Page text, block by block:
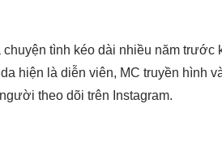
chuyện tình kéo dài nhiều năm
hiện là diễn viên, MC truyền hình
theo dõi trên Instagram.